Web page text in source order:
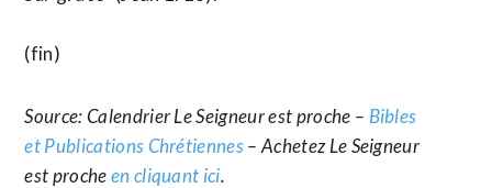
(fin)
Source: Calendrier Le Seigneur est proche – Bibles
et Publications Chrétiennes– Achetez Le Seigneur
est procheen cliquant ici.